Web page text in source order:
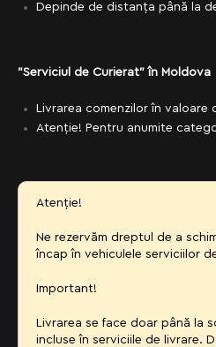
Depinde de distanța până la
"Serviciul de Curierat" în Moldova
Livrarea comenzilor în
Atenție! Pentru anumite
Atenție!
Ne rezervăm dreptul de a
încap în vehiculele serviciilor
Important!
Livrarea se face doar până la
incluse în serviciile de livrare.